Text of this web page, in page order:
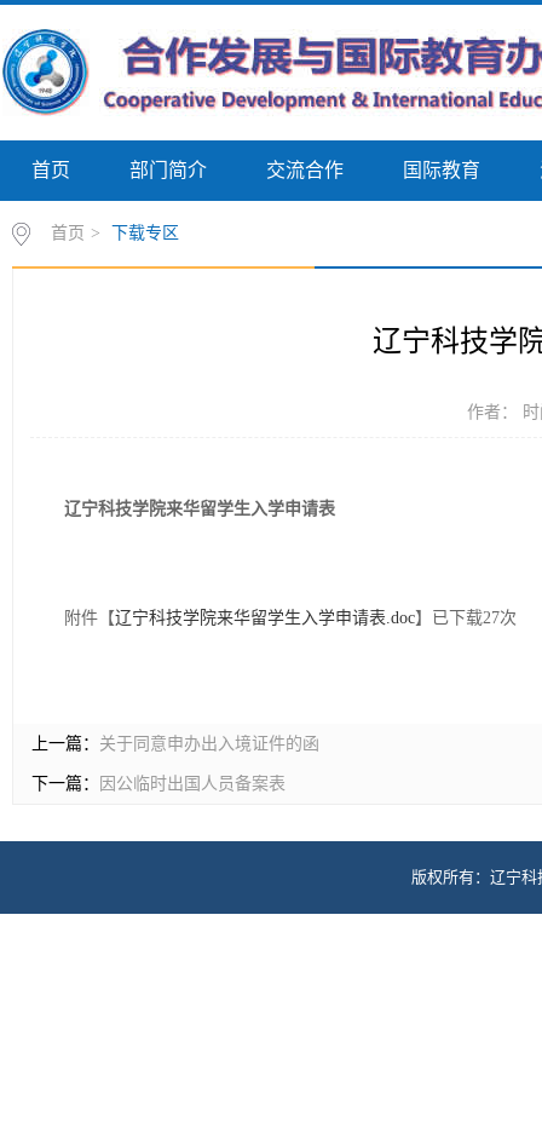
首页 部门简介 交流合作 国际教育
首页 > 下载专区
辽宁科技学
作者： 时
辽宁科技学院来华留学生入学申请表
附件【辽宁科技学院来华留学生入学申请表.doc】已下载27次
上一篇： 关于同意申办出入境证件的函
下一篇： 因公临时出国人员备案表
版权所有：辽宁